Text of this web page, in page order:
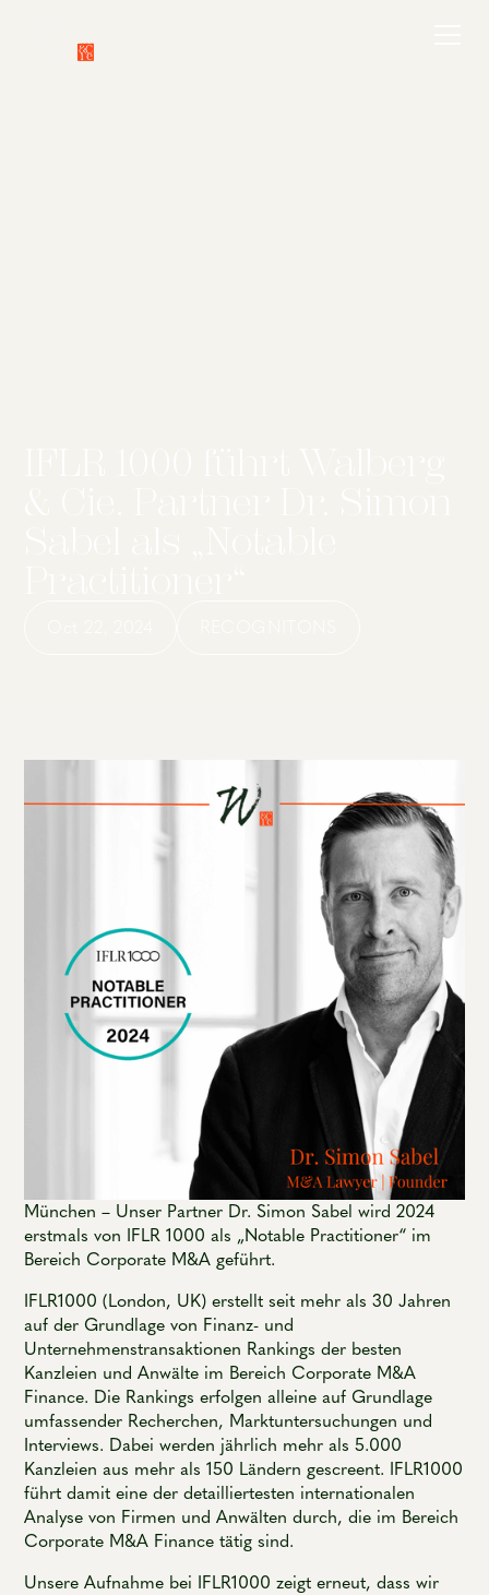
München – Unser Partner Dr. Simon Sabel wird 2024
erstmals von IFLR 1000 als „Notable Practitioner“ im
Bereich Corporate M&A geführt.
IFLR1000 (London, UK) erstellt seit mehr als 30 Jahren
auf der Grundlage von Finanz- und
Unternehmenstransaktionen Rankings der besten
Kanzleien und Anwälte im Bereich Corporate M&A
Finance. Die Rankings erfolgen alleine auf Grundlage
umfassender Recherchen, Marktuntersuchungen und
Interviews. Dabei werden jährlich mehr als 5.000
Kanzleien aus mehr als 150 Ländern gescreent. IFLR1000
führt damit eine der detailliertesten internationalen
Analyse von Firmen und Anwälten durch, die im Bereich
Corporate M&A Finance tätig sind.
Unsere Aufnahme bei IFLR1000 zeigt erneut, dass wir